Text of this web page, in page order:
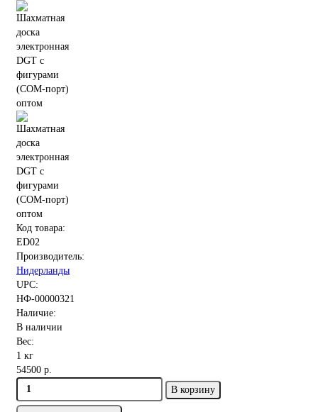
Код товара:
ED02
Производитель:
Нидерланды
UPC:
НФ-00000321
Наличие:
В наличии
Вес:
1 кг
54500 р.
В корзину